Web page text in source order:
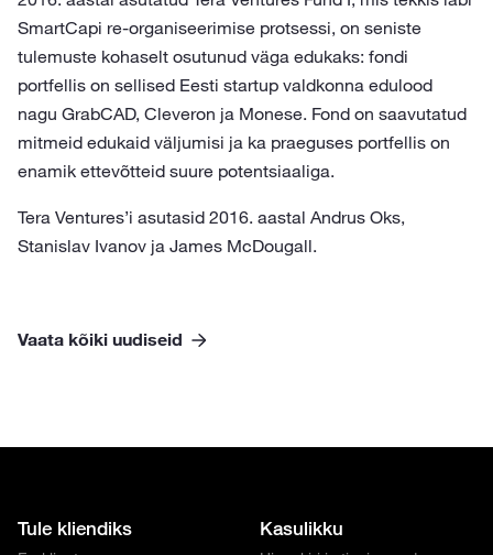
SmartCapi re-organiseerimise protsessi, on seniste
tulemuste kohaselt osutunud väga edukaks: fondi
portfellis on sellised Eesti startup valdkonna edulood
nagu GrabCAD, Cleveron ja Monese. Fond on saavutatud
mitmeid edukaid väljumisi ja ka praeguses portfellis on
enamik ettevõtteid suure potentsiaaliga.
Tera Ventures’i asutasid 2016. aastal Andrus Oks,
Stanislav Ivanov ja James McDougall.
Vaata kõiki uudiseid
Tule kliendiks Kasulikku